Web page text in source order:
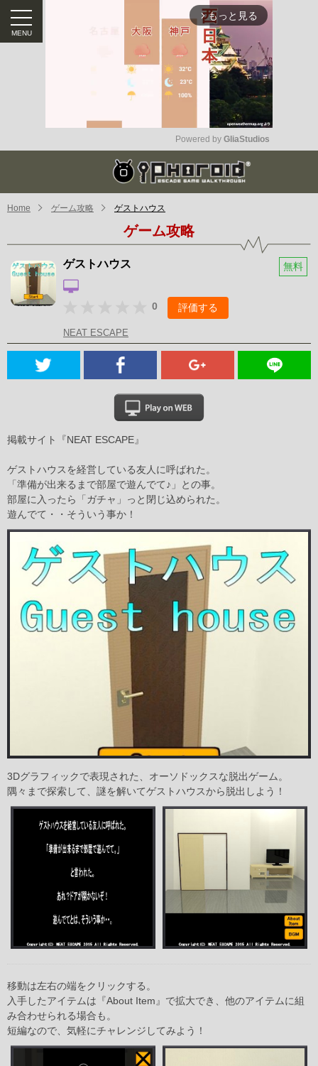
arrow_forward_ios もっと見る
Mute
Powered by GliaStudios
Home ゲーム攻略 ゲストハウス
ゲーム攻略
ゲストハウス 無料
0 評価する
NEAT ESCAPE
掲載サイト『NEAT ESCAPE』
ゲストハウスを経営している友人に呼ばれた。
「準備が出来るまで部屋で遊んでて♪」との事。
部屋に入ったら「ガチャ」っと閉じ込められた。
遊んでて・・そういう事か！
3Dグラフィックで表現された、オーソドックスな脱出ゲーム。
隅々まで探索して、謎を解いてゲストハウスから脱出しよう！
移動は左右の端をクリックする。
入手したアイテムは『About Item』で拡大でき、他のアイテムに組
み合わせられる場合も。
短編なので、気軽にチャレンジしてみよう！